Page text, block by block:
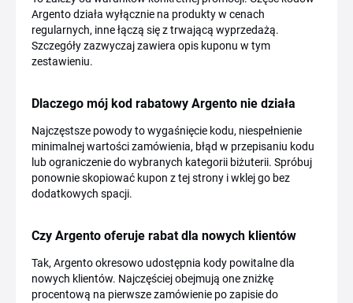
Argento działa wyłącznie na produkty w cenach
regularnych, inne łączą się z trwającą wyprzedażą.
Szczegóły zazwyczaj zawiera opis kuponu w tym
zestawieniu.
Dlaczego mój kod rabatowy Argento nie działa
Najczęstsze powody to wygaśnięcie kodu, niespełnienie
minimalnej wartości zamówienia, błąd w przepisaniu kodu
lub ograniczenie do wybranych kategorii biżuterii. Spróbuj
ponownie skopiować kupon z tej strony i wklej go bez
dodatkowych spacji.
Czy Argento oferuje rabat dla nowych klientów
Tak, Argento okresowo udostępnia kody powitalne dla
nowych klientów. Najczęściej obejmują one zniżkę
procentową na pierwsze zamówienie po zapisie do